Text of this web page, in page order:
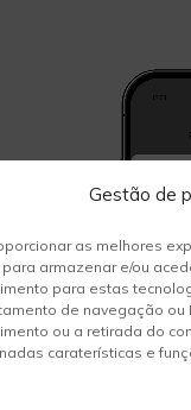
Gestão de
as melhores
armazenar e/ou
para estas
de navegação ou
ou a retirada do
caraterísticas e